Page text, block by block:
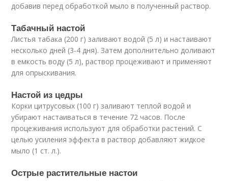
добавив перед обработкой мыло в полученный раствор.
Табачный настой
Листья табака (200 г) заливают водой (5 л) и настаивают
несколько дней (3-4 дня). Затем дополнительно доливают
в емкость воду (5 л), раствор процеживают и применяют
для опрыскивания.
Настой из цедры
Корки цитрусовых (100 г) заливают теплой водой и
убирают настаиваться в течение 72 часов. После
процеживания используют для обработки растений. С
целью усиления эффекта в раствор добавляют жидкое
мыло (1 ст. л.).
Острые растительные настои